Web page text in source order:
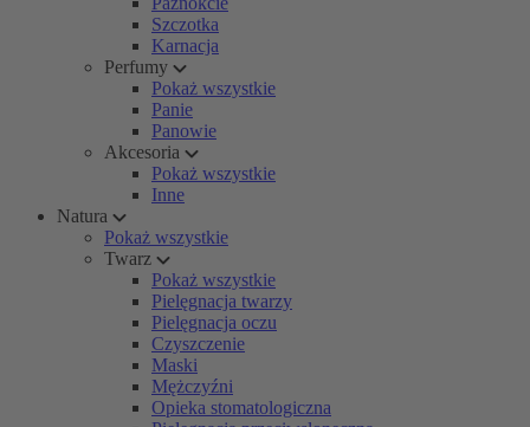
Szczotka
Karnacja
Perfumy
Pokaż wszystkie
Panie
Panowie
Akcesoria
Pokaż wszystkie
Inne
Natura
Pokaż wszystkie
Twarz
Pokaż wszystkie
Pielęgnacja twarzy
Pielęgnacja oczu
Czyszczenie
Maski
Mężczyźni
Opieka stomatologiczna